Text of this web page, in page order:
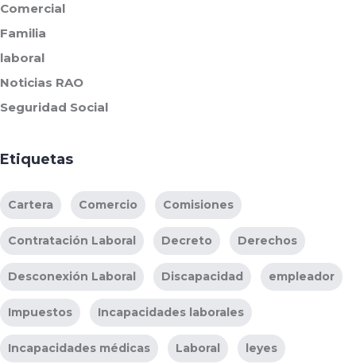
Comercial
Familia
laboral
Noticias RAO
Seguridad Social
Etiquetas
Cartera Comercio Comisiones
Contratación Laboral Decreto Derechos
Desconexión Laboral Discapacidad empleador
Impuestos Incapacidades laborales
Incapacidades médicas Laboral leyes